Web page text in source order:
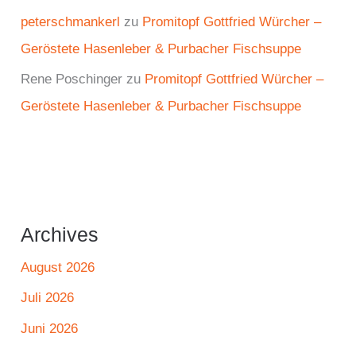
peterschmankerl zu Promitopf Gottfried Würcher –
Geröstete Hasenleber & Purbacher Fischsuppe
Rene Poschinger zu Promitopf Gottfried Würcher –
Geröstete Hasenleber & Purbacher Fischsuppe
Archives
August 2026
Juli 2026
Juni 2026